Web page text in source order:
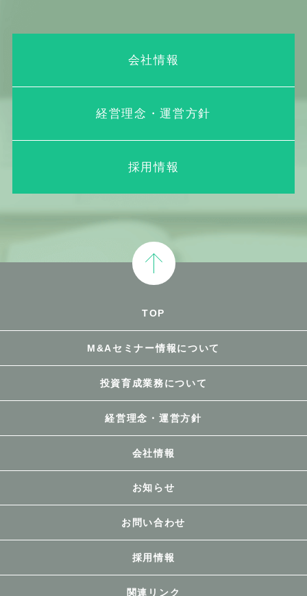
会社情報
経営理念・運営方針
採用情報
TOP
M&Aセミナー情報について
投資育成業務について
経営理念・運営方針
会社情報
お知らせ
お問い合わせ
採用情報
関連リンク